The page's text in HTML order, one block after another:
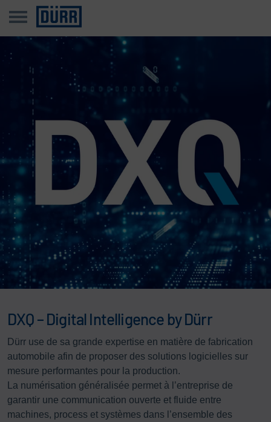
DXQ – Digital Intelligence by Dürr
Dürr use de sa grande expertise en matière de fabrication
automobile afin de proposer des solutions logicielles sur
mesure performantes pour la production.
La numérisation généralisée permet à l’entreprise de
garantir une communication ouverte et fluide entre
machines, process et systèmes dans l’ensemble des